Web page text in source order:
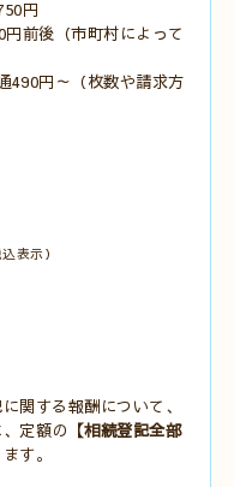
円
前後（市町村によって
円～（枚数や請求方
表示）
関する報酬について、
定額の 【相続登記全部
す。